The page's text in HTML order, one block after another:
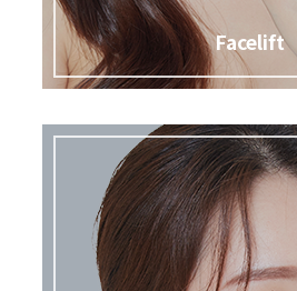
Facelift